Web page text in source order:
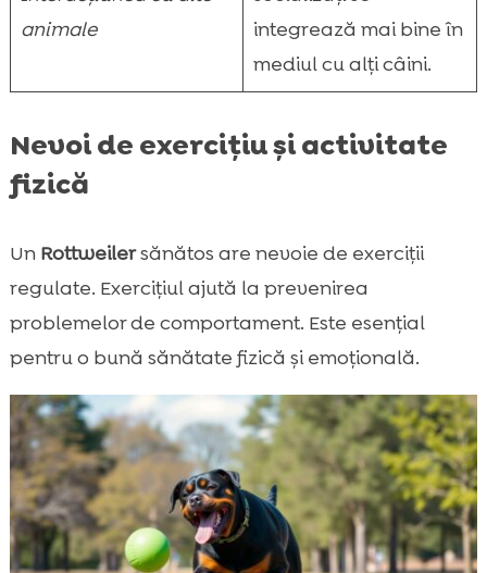
animale
integrează mai bine în
mediul cu alți câini.
Nevoi de exercițiu și activitate
fizică
Un Rottweilersănătos are nevoie de exerciții
regulate. Exercițiul ajută la prevenirea
problemelor de comportament. Este esențial
pentru o bună sănătate fizică și emoțională.